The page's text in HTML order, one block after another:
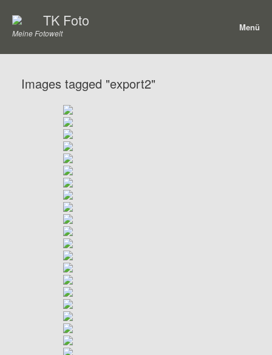
Inhalt
springen
TK Foto
Meine Fotowelt
Menü
Images tagged "export2"